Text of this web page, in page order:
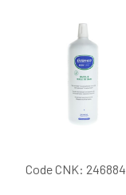
Code CNK: 246884